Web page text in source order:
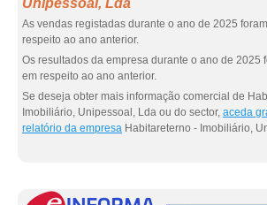
Unipessoal, Lda
As vendas registadas durante o ano de 2025
respeito ao ano anterior.
Os resultados da empresa durante o ano de 2025
em respeito ao ano anterior.
Se deseja obter mais informação comercial de
Imobiliário, Unipessoal, Lda ou do sector, aceda
relatório da empresa Habitareterno - Imobiliário,